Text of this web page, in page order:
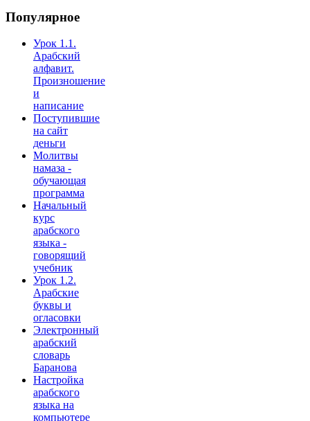
Популярное
Урок 1.1.
Арабский
алфавит.
Произношение
и
написание
Поступившие
на сайт
деньги
Молитвы
намаза -
обучающая
программа
Начальный
курс
арабского
языка -
говорящий
учебник
Урок 1.2.
Арабские
буквы и
огласовки
Электронный
арабский
словарь
Баранова
Настройка
арабского
языка на
компьютере